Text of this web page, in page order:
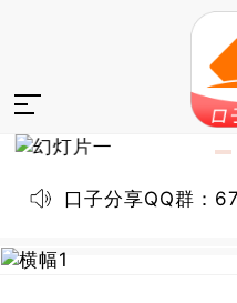
口子分享QQ群：